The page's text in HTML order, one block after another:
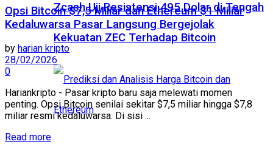
Zcash Uji Resistensi 495 Dolar di Tengah
Kekuatan ZEC Terhadap Bitcoin
Opsi Bitcoin $7,5 Miliar dan Ethereum $1 Miliar
Kedaluwarsa Pasar Langsung Bergejolak
by harian kripto
28/02/2026
0
Hariankripto - Pasar kripto baru saja melewati momen
penting. Opsi Bitcoin senilai sekitar $7,5 miliar hingga $7,8
miliar resmi kedaluwarsa. Di sisi ...
Read more